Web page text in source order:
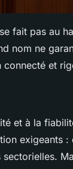
fait pas au
nom ne
et
et à la
exigeants :